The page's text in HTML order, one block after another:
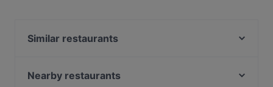
Similar restaurants
Mikado Cuisine
Nearby restaurants